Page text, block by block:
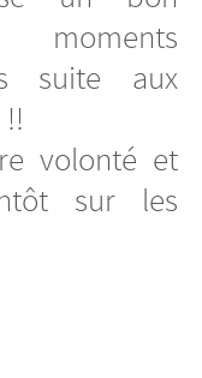
moments
suite aux
volonté et
sur les